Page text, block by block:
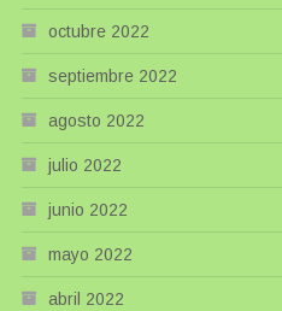
octubre 2022
septiembre 2022
agosto 2022
julio 2022
junio 2022
mayo 2022
abril 2022